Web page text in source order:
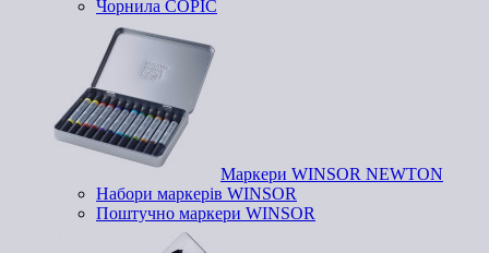
Чорнила COPIC
Маркери WINSOR NEWTON
Набори маркерів WINSOR
Поштучно маркери WINSOR